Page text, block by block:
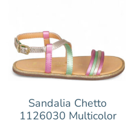
Sandalia Chetto
1126030 Multicolor